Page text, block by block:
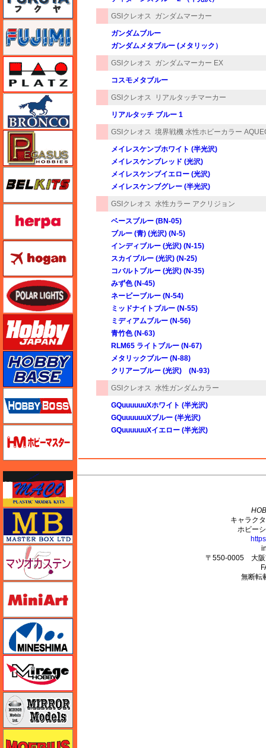
GSIクレオス ガンダムマーカー
ガンダムブルー
ガンダムメタブルー (メタリック）
GSIクレオス ガンダムマーカー EX
コスモメタブルー
GSIクレオス リアルタッチマーカー
リアルタッチ ブルー 1
GSIクレオス 境界戦機 水性ホビーカラー
メイレスケンブホワイト (半光沢)
メイレスケンブレッド (光沢)
メイレスケンブイエロー (光沢)
メイレスケンブグレー (半光沢)
GSIクレオス 水性カラー アクリジョン
ベースブルー (BN-05)
ブルー (青) (光沢) (N-5)
インディブルー (光沢) (N-15)
スカイブルー (光沢) (N-25)
コバルトブルー (光沢) (N-35)
みず色 (N-45)
ネービーブルー (N-54)
ミッドナイトブルー (N-55)
ミディアムブルー (N-56)
青竹色 (N-63)
RLM65 ライトブルー (N-67)
メタリックブルー (N-88)
クリアーブルー (光沢) (N-93)
GSIクレオス 水性ガンダムカラー
GQuuuuuuXホワイト (半光沢)
GQuuuuuuXブルー (半光沢)
GQuuuuuuXイエロー (半光沢)
ブロンコモデル（Bronco Models）
ペガサスホビー
ヘルパ（herpa）
ホーガンウイングス
ポーラライツ
ホビージャパン
ホビーベース
ホビーマスター
マコ
M's PLUS
キャラク
ホビー
〒550-0005 大阪
無断転